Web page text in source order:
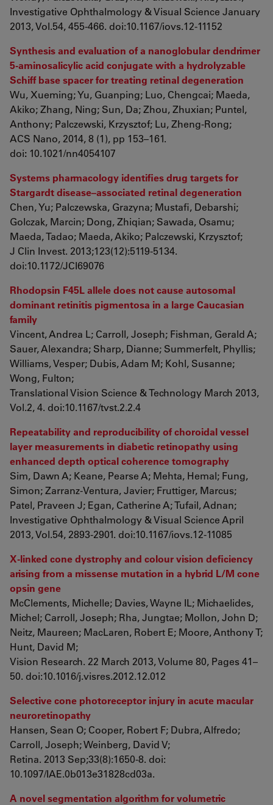
Investigative Ophthalmology & Visual Science January
2013, Vol.54, 455-466. doi:10.1167/iovs.12-11152
Synthesis and evaluation of a nanoglobular dendrimer
5-aminosalicylic acid conjugate with a hydrolyzable
Schiff base spacer for treating retinal degeneration
Wu, Xueming; Yu, Guanping; Luo, Chengcai; Maeda,
Akiko; Zhang, Ning; Sun, Da; Zhou, Zhuxian; Puntel,
Anthony; Palczewski, Krzysztof; Lu, Zheng-Rong;
ACS Nano, 2014, 8 (1), pp 153–161.
doi: 10.1021/nn4054107
Systems pharmacology identifies drug targets for
Stargardt disease–associated retinal degeneration
Chen, Yu; Palczewska, Grazyna; Mustafi, Debarshi;
Golczak, Marcin; Dong, Zhiqian; Sawada, Osamu;
Maeda, Tadao; Maeda, Akiko; Palczewski, Krzysztof;
J Clin Invest. 2013;123(12):5119-5134.
doi:10.1172/JCI69076
Rhodopsin F45L allele does not cause autosomal
dominant retinitis pigmentosa in a large Caucasian
family
Vincent, Andrea L; Carroll, Joseph; Fishman, Gerald A;
Sauer, Alexandra; Sharp, Dianne; Summerfelt, Phyllis;
Williams, Vesper; Dubis, Adam M; Kohl, Susanne;
Wong, Fulton;
Translational Vision Science & Technology March 2013,
Vol.2, 4. doi:10.1167/tvst.2.2.4
Repeatability and reproducibility of choroidal vessel
layer measurements in diabetic retinopathy using
enhanced depth optical coherence tomography
Sim, Dawn A; Keane, Pearse A; Mehta, Hemal; Fung,
Simon; Zarranz-Ventura, Javier; Fruttiger, Marcus;
Patel, Praveen J; Egan, Catherine A; Tufail, Adnan;
Investigative Ophthalmology & Visual Science April
2013, Vol.54, 2893-2901. doi:10.1167/iovs.12-11085
X-linked cone dystrophy and colour vision deficiency
arising from a missense mutation in a hybrid L/M cone
opsin gene
McClements, Michelle; Davies, Wayne IL; Michaelides,
Michel; Carroll, Joseph; Rha, Jungtae; Mollon, John D;
Neitz, Maureen; MacLaren, Robert E; Moore, Anthony T;
Hunt, David M;
Vision Research. 22 March 2013, Volume 80, Pages 41–
50. doi:10.1016/j.visres.2012.12.012
Selective cone photoreceptor injury in acute macular
neuroretinopathy
Hansen, Sean O; Cooper, Robert F; Dubra, Alfredo;
Carroll, Joseph; Weinberg, David V;
Retina. 2013 Sep;33(8):1650-8. doi:
10.1097/IAE.0b013e31828cd03a.
A novel segmentation algorithm for volumetric